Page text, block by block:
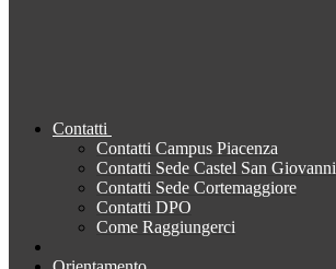
Contatti
Contatti Campus Piacenza
Contatti Sede Castel San Giovanni
Contatti Sede Cortemaggiore
Contatti DPO
Come Raggiungerci